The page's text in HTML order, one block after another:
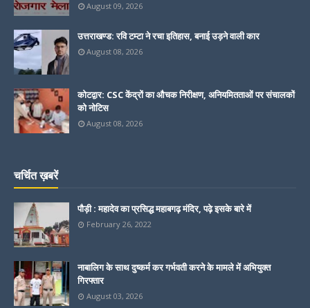
August 09, 2026
उत्तराखण्ड: रवि टम्टा ने रचा इतिहास, बनाई उड़ने वाली कार
August 08, 2026
कोटद्वार: CSC केंद्रों का औचक निरीक्षण, अनियमितताओं पर संचालकों
को नोटिस
August 08, 2026
चर्चित ख़बरें
पौड़ी : महादेव का प्रसिद्ध महाबगढ़ मंदिर, पढ़े इसके बारे में
February 26, 2022
नाबालिग के साथ दुष्कर्म कर गर्भवती करने के मामले में अभियुक्त
गिरफ्तार
August 03, 2026